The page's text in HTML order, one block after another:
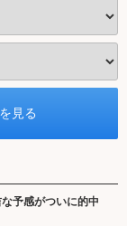
予感がついに的中